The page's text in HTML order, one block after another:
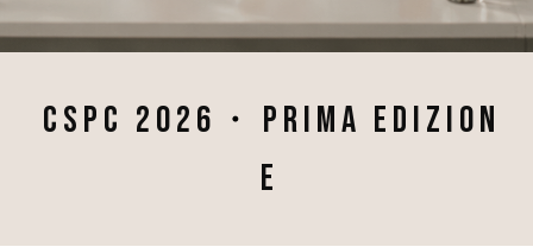
C S P C 2 0 26 ・ P R I M A E D I Z I O N
E